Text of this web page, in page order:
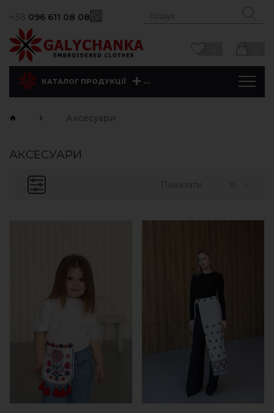
+38 096 611 08 08
КАТАЛОГ ПРОДУКЦІЇ ...
Аксесуари
АКСЕСУАРИ
Показати 15